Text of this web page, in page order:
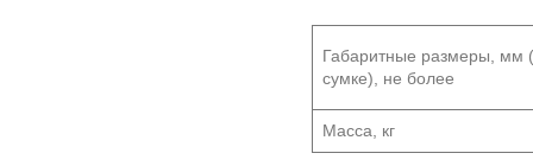
Габаритные размеры, мм
сумке), не более
Масса, кг